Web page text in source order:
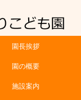
園長挨拶
園の概要
施設案内